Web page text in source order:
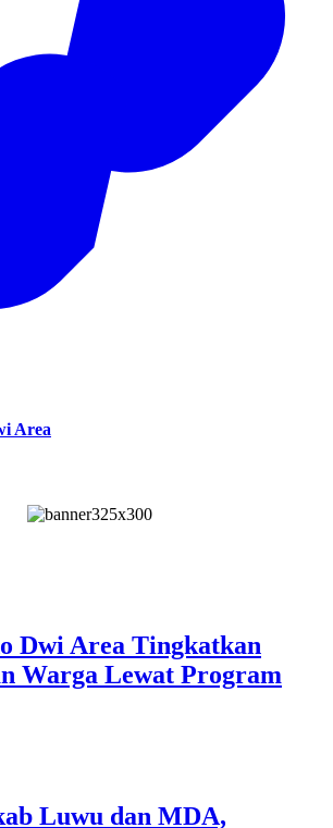
Area
Dwi Area Tingkatkan
Warga Lewat Program
Luwu dan MDA,